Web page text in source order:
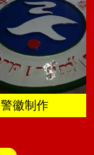
警徽制作